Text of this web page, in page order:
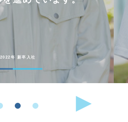
2022年 新卒入社